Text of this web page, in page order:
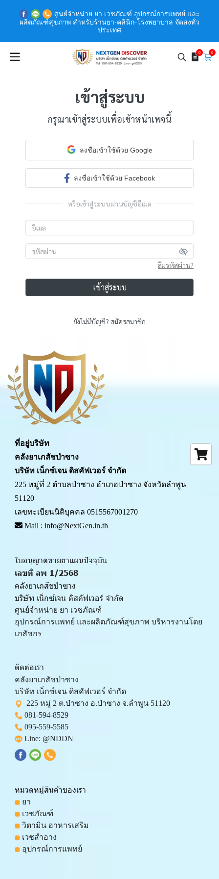
ศูนย์จำหน่าย ยา เวชภัณฑ์ อุปกรณ์การแพทย์ และ
ผลิตภัณฑ์สุขภาพ สำหรับร้านยา-คลินิก-โรงพยาบาล จัดส่งทั่ว
ประเทศ
0 0
เข้าสู่ระบบ
กรุณาเข้าสู่ระบบเพื่อเข้าหน้าเพจนี้
ลงชื่อเข้าใช้ด้วย Google
ลงชื่อเข้าใช้ด้วย Facebook
หรือเข้าสู่ระบบผ่านบัญชีอีเมล
ลืมรหัสผ่าน?
เข้าสู่ระบบ
ยังไม่มีบัญชี? สมัครสมาชิก
ที่อยู่บริษัท
คลังยาเภสัชป่าซาง
บริษัท เน็กซ์เจน ดิสคัฟเวอร์ จำกัด
225 หมู่ที่ 2 ตำบลป่าซาง อำเภอป่าซาง จังหวัดลำพูน
51120
เลขทะเบียนนิติบุคคล 0515567001270
Mail : info@NextGen.in.th
ใบอนุญาตขายยาแผนปัจจุบัน
เลขที่ ลพ 1/2568
คลังยาเภสัชป่าซาง
บริษัท เน็กซ์เจน ดิสคัฟเวอร์ จำกัด
ศูนย์จำหน่าย ยา เวชภัณฑ์
﻿อุปกรณ์การแพทย์ และผลิตภัณฑ์สุขภาพ บริหารงานโดย
เภสัชกร
ติดต่อเรา
คลังยาเภสัชป่าซาง
บริษัท เน็กซ์เจน ดิสคัฟเวอร์ จำกัด
225 หมู่ 2 ต.ป่าซาง อ.ป่าซาง จ.ลำพูน 51120
081-594-8529
095-559-5585
Line: @NDDN
หมวดหมู่สินค้าของเรา
ยา
เวชภัณฑ์
วิตามิน อาหารเสริม
เวชสำอาง
อุปกรณ์การแพทย์